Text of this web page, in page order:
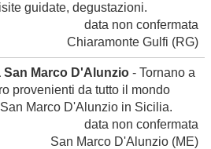
guidate, degustazioni.
data non confermata
Chiaramonte Gulfi (RG)
San Marco D'Alunzio - Tornano a
provenienti da tutto il mondo
Marco D'Alunzio in Sicilia.
data non confermata
San Marco D'Alunzio (ME)